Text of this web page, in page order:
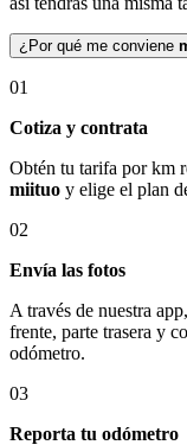
¿Por qué me conviene
01
Cotiza y contrata
Obtén tu tarifa por km
miituo y elige el plan
02
Envía las fotos
A través de nuestra
frente, parte trasera y
odómetro.
03
Reporta tu odómetro